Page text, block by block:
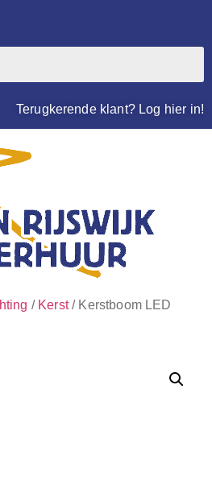
Terugkerende klant? Log hier in!
/ Kerst/ Kerstboom LED